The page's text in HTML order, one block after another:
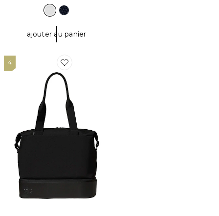
ajouter au panier
4
Favorite SAC DE VOYAGE WEEK-END THE MINI